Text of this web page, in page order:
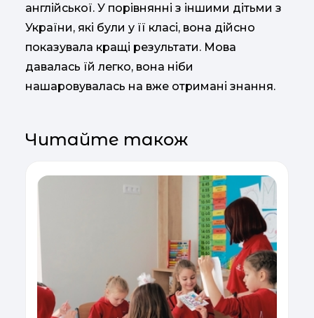
англійської. У порівнянні з іншими дітьми з
України, які були у її класі, вона дійсно
показувала кращі результати. Мова
давалась їй легко, вона ніби
нашаровувалась на вже отримані знання.
Читайте також